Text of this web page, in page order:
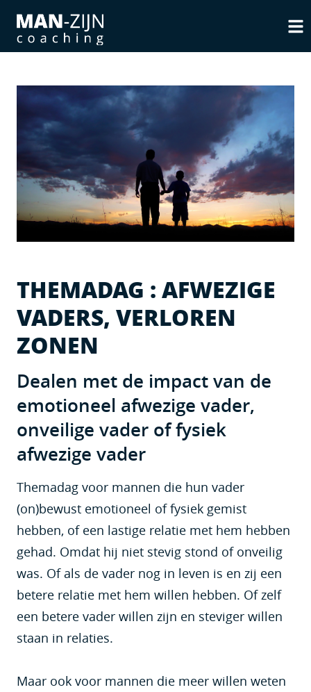
THEMADAG : AFWEZIGE
VADERS, VERLOREN
ZONEN
Dealen met de impact van de
emotioneel afwezige vader,
onveilige vader of fysiek
afwezige vader
Themadag voor mannen die hun vader
(on)bewust emotioneel of fysiek gemist
hebben, of een lastige relatie met hem hebben
gehad. Omdat hij niet stevig stond of onveilig
was. Of als de vader nog in leven is en zij een
betere relatie met hem willen hebben. Of zelf
een betere vader willen zijn en steviger willen
staan in relaties.
Maar ook voor mannen die meer willen weten